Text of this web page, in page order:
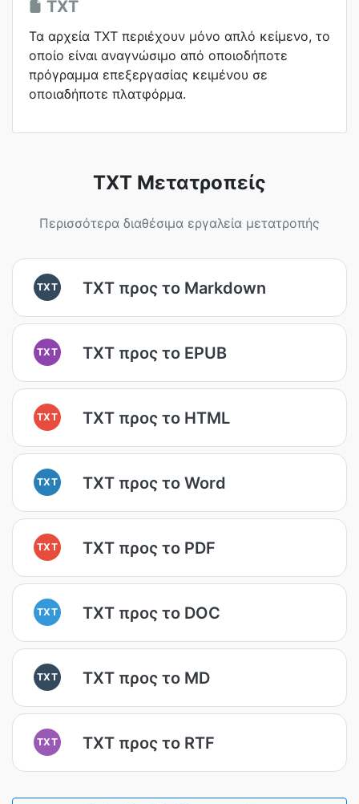
TXT
Τα αρχεία TXT περιέχουν μόνο απλό κείμενο, το
οποίο είναι αναγνώσιμο από οποιοδήποτε
πρόγραμμα επεξεργασίας κειμένου σε
οποιαδήποτε πλατφόρμα.
TXT Μετατροπείς
Περισσότερα διαθέσιμα εργαλεία μετατροπής
TXT TXT προς το Markdown
TXT TXT προς το EPUB
TXT TXT προς το HTML
TXT TXT προς το Word
TXT TXT προς το PDF
TXT TXT προς το DOC
TXT TXT προς το MD
TXT TXT προς το RTF